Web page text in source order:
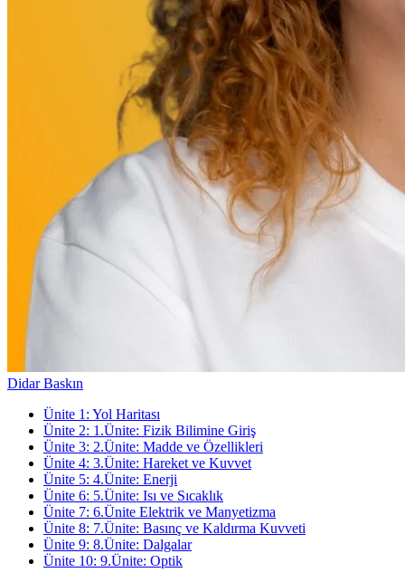
Didar Baskın
Ünite 1 : Yol Haritası
Ünite 2: 1.Ünite: Fizik Bilimine Giriş
Ünite 3: 2.Ünite: Madde ve Özellikleri
Ünite 4: 3.Ünite: Hareket ve Kuvvet
Ünite 5: 4.Ünite: Enerji
Ünite 6: 5.Ünite: Isı ve Sıcaklık
Ünite 7: 6.Ünite Elektrik ve Manyetizma
Ünite 8: 7.Ünite: Basınç ve Kaldırma Kuvveti
Ünite 9: 8.Ünite: Dalgalar
Ünite 10: 9.Ünite: Optik